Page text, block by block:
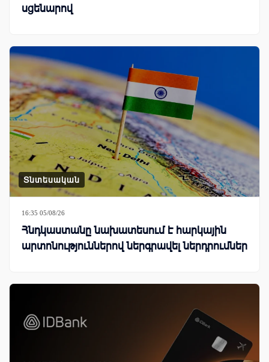
սցենարով
Տնտեսական
16:35 05/08/26
Հնդկաստանը նախատեսում է հարկային
արտոնություններով ներգրավել ներդրումներ